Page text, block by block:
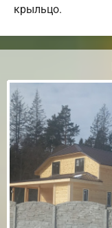
крыльцо.